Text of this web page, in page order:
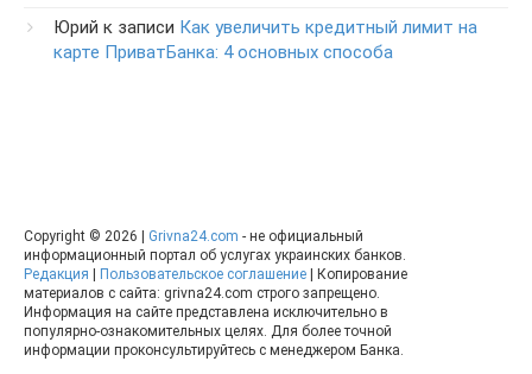
Юрий к записи Как увеличить кредитный лимит на
карте ПриватБанка: 4 основных способа
Copyright © 2026 | Grivna24.com - не официальный
информационный портал об услугах украинских банков.
Редакция
Пользовательское соглашение
| Копирование
материалов с сайта: grivna24.com строго запрещено.
Информация на сайте представлена исключительно в
популярно-ознакомительных целях. Для более точной
информации проконсультируйтесь с менеджером Банка.